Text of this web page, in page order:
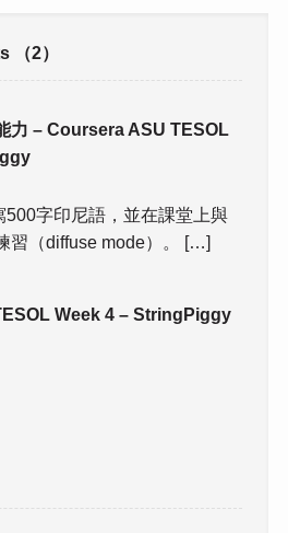
（2）
力 – Coursera ASU TESOL
字印尼語，並在課堂上與
習（diffuse mode）。 […]
Week 4 – StringPiggy